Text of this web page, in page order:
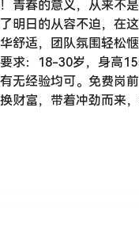
青春的意义，从来不
明日的从容不迫，在
适，团队氛围轻松
求：18-30岁，身高
无经验均可。免费岗
财富，带着冲劲而来，